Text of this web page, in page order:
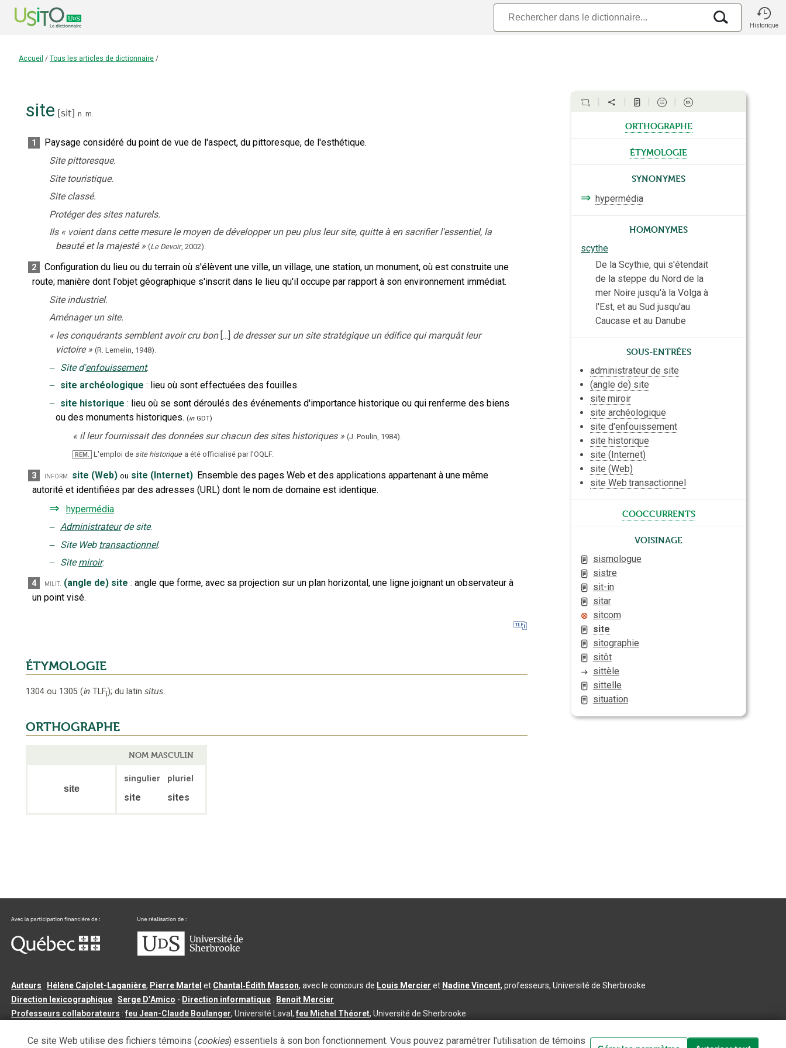
Historique
Accueil / Tous les articles de dictionnaire /
site [sit] n. m.
1
Paysage considéré du point de vue de l'aspect, du pittoresque, de l'esthétique.
Site pittoresque.
Site touristique.
Site classé.
Protéger des sites naturels.
Ils « voient dans cette mesure le moyen de développer un peu plus leur site, quitte à en sacrifier l'essentiel, la
beauté et la majesté » (Le Devoir, 2002).
2
Configuration du lieu ou du terrain où s'élèvent une ville, un village, une station, un monument, où est construite une
route; manière dont l'objet géographique s'inscrit dans le lieu qu'il occupe par rapport à son environnement immédiat.
Site industriel.
Aménager un site.
« les conquérants semblent avoir cru bon [...] de dresser sur un site stratégique un édifice qui marquât leur
victoire » (R. Lemelin, 1948).
‒ Site d'enfouissement.
‒ site archéologique : lieu où sont effectuées des fouilles.
‒ site historique : lieu où se sont déroulés des événements d'importance historique ou qui renferme des biens
ou des monuments historiques. (in GDT)
« il leur fournissait des données sur chacun des sites historiques » (J. Poulin, 1984).
REM. L'emploi de site historique a été officialisé par l’OQLF.
3 inform. site (Web) ou site (Internet). Ensemble des pages Web et des applications appartenant à une même
autorité et identifiées par des adresses (URL) dont le nom de domaine est identique.
⇒ hypermédia.
‒ Administrateur de site.
‒ Site Web transactionnel.
‒ Site miroir.
4 milit. (angle de) site : angle que forme, avec sa projection sur un plan horizontal, une ligne joignant un observateur à
un point visé.
ÉTYMOLOGIE
1304 ou 1305 (in TLFi); du latin situs.
ORTHOGRAPHE
NOM MASCULIN
site
singulier pluriel
site sites
orthographe
étymologie
Synonymes
⇒ hypermédia
Homonymes
scythe
De la Scythie, qui s'étendait
de la steppe du Nord de la
mer Noire jusqu'à la Volga à
l'Est, et au Sud jusqu'au
Caucase et au Danube
Sous-entrées
administrateurde site
(angle de) site
site miroir
site archéologique
site d'enfouissement
site historique
site (Internet)
site (Web)
site Web transactionnel
cooccurrents
Voisinage
sismologue
sistre
sit-in
sitar
sitcom
site
sitographie
sitôt
sittèle
sittelle
situation
Auteurs : Hélène Cajolet-Laganière, Pierre Martel et Chantal‑Édith Masson, avec le concours de Louis Mercier et Nadine Vincent, professeurs, Université de Sherbrooke
Direction lexicographique :Serge D’Amico - Direction informatique : Benoit Mercier
Professeurs collaborateurs :feu Jean-Claude Boulanger, Université Laval,feu Michel Théoret, Université de Sherbrooke
Tous droits réservés©Université de Sherbrooke |3.2.2- Dernière mise à jour du contenu :2026-08-03
Ce site Web utilise des fichiers témoins (cookies) essentiels à son bon fonctionnement. Vous pouvez paramétrer l'utilisation de témoins